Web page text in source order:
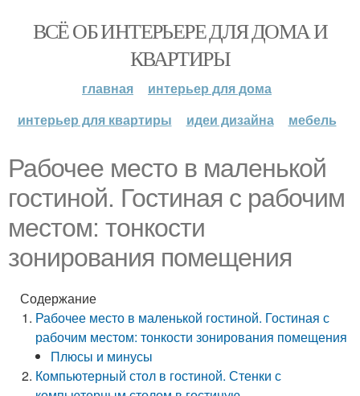
ВСЁ ОБ ИНТЕРЬЕРЕ ДЛЯ ДОМА И
КВАРТИРЫ
главная
интерьер для дома
интерьер для квартиры
идеи дизайна мебель
Рабочее место в маленькой
гостиной. Гостиная с рабочим
местом: тонкости
зонирования помещения
Содержание
Рабочее место в маленькой гостиной. Гостиная с
рабочим местом: тонкости зонирования помещения
Плюсы и минусы
Компьютерный стол в гостиной. Стенки с